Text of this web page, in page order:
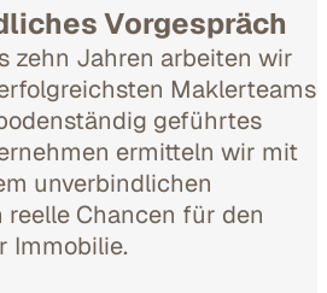
Vorgespräch
zehn Jahren arbeiten wir
Maklerteams
geführtes
ermitteln wir mit
unverbindlichen
reelle Chancen für den
Immobilie.